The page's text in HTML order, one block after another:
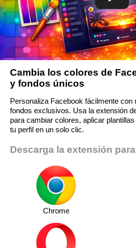
Cambia los colores de
y fondos únicos
Personaliza Facebook fácilmente con
fondos exclusivos. Usa la extensión
para cambiar colores, aplicar
tu perfil en un solo clic.
Descarga la extensión
Chrome